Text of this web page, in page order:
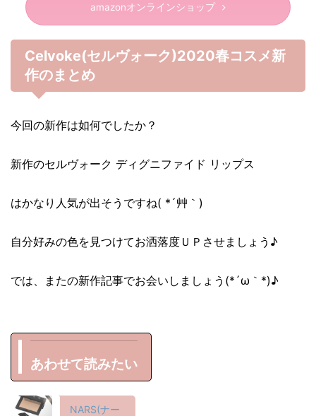
amazonオンラインショップ
Celvoke(セルヴォーク)2020春コスメ新
作のまとめ
今回の新作は如何でしたか？
新作のセルヴォーク ディグニファイド リップス
はかなり人気が出そうですね( *´艸｀)
自分好みの色を見つけてお洒落度ＵＰさせましょう♪
では、またの新作記事でお会いしましょう(*´ω｀*)♪
あわせて読みたい
NARS(ナー